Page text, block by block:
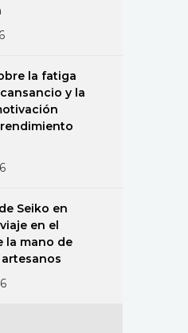
la fatiga
y la
Seiko en
en el
la mano de